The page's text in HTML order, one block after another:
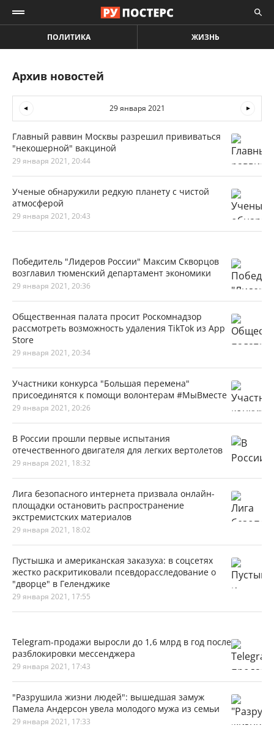
ПОЛИТИКА ЖИЗНЬ
Архив новостей
29 января 2021
Главный раввин Москвы разрешил прививаться
"некошерной" вакциной
29 января 2021, 20:44
Ученые обнаружили редкую планету с чистой
атмосферой
29 января 2021, 20:43
Победитель "Лидеров России" Максим Скворцов
возглавил тюменский департамент экономики
29 января 2021, 20:36
Общественная палата просит Роскомнадзор
рассмотреть возможность удаления TikTok из App
Store
29 января 2021, 20:34
Участники конкурса "Большая перемена"
присоединятся к помощи волонтерам #МыВместе
29 января 2021, 20:26
В России прошли первые испытания
отечественного двигателя для легких вертолетов
29 января 2021, 18:32
Лига безопасного интернета призвала онлайн-
площадки остановить распространение
экстремистских материалов
29 января 2021, 18:02
Пустышка и американская заказуха: в соцсетях
жестко раскритиковали псевдорасследование о
"дворце" в Геленджике
29 января 2021, 17:55
Telegram-продажи выросли до 1,6 млрд в год после
разблокировки мессенджера
29 января 2021, 17:43
"Разрушила жизни людей": вышедшая замуж
Памела Андерсон увела молодого мужа из семьи
29 января 2021, 17:33